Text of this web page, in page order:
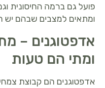
פועל גם ברמה החיסונית
ומתאים למצבים שבהם יש
אדפטוגנים –
ומתי הם טעות
אדפטוגנים הם קבוצת